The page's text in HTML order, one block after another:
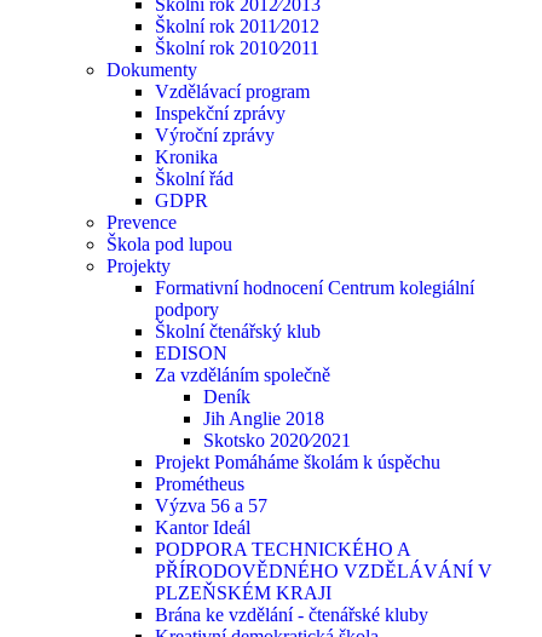
Školní rok 2012⁄2013
Školní rok 2011⁄2012
Školní rok 2010⁄2011
Dokumenty
Vzdělávací program
Inspekční zprávy
Výroční zprávy
Kronika
Školní řád
GDPR
Prevence
Škola pod lupou
Projekty
Formativní hodnocení Centrum kolegiální
podpory
Školní čtenářský klub
EDISON
Za vzděláním společně
Deník
Jih Anglie 2018
Skotsko 2020⁄2021
Projekt Pomáháme školám k úspěchu
Prométheus
Výzva 56 a 57
Kantor Ideál
PODPORA TECHNICKÉHO A
PŘÍRODOVĚDNÉHO VZDĚLÁVÁNÍ V
PLZEŇSKÉM KRAJI
Brána ke vzdělání - čtenářské kluby